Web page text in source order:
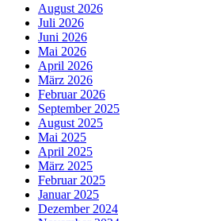
August 2026
Juli 2026
Juni 2026
Mai 2026
April 2026
März 2026
Februar 2026
September 2025
August 2025
Mai 2025
April 2025
März 2025
Februar 2025
Januar 2025
Dezember 2024